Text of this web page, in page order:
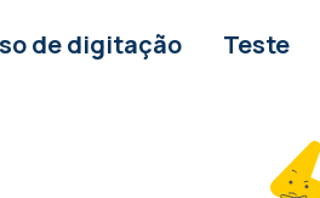
de digitação Teste